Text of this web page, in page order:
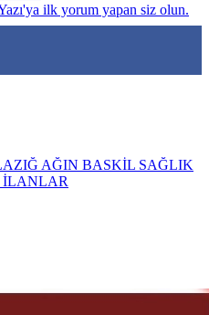
ilk yorum yapan siz olun.
AĞIN BASKİL SAĞLIK